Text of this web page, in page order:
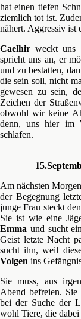
hat einen tiefen
ziemlich tot ist.
nähert. Aggressiv ist
Caelhir weckt uns
spricht uns an, er
und zu bestatten,
die sein soll, nicht
gewesen zu sein,
Zeichen der
obwohl wir keine
denn, uns hier im
schlafen.
Am nächsten
der Begegnung
junge Frau steckt
Sie ist wie eine
Emma und sucht
Geist letzte Nacht
sucht ihn, weil
Volgen ins
Sie muss, aus
Abend befreien.
bei der Suche der
wohl Tiere, die